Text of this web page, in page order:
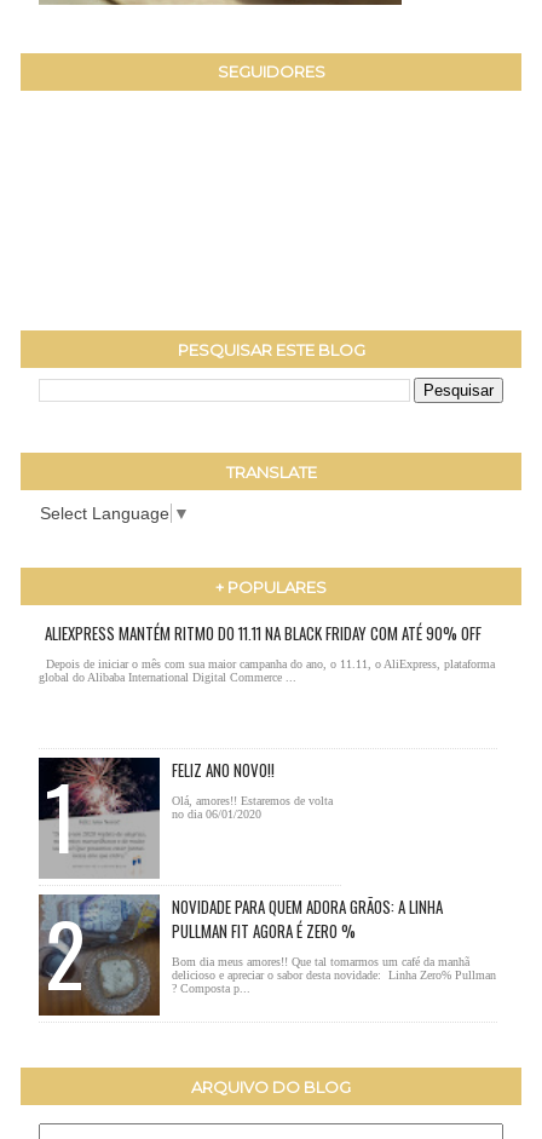
SEGUIDORES
PESQUISAR ESTE BLOG
TRANSLATE
Select Language ▼
+ POPULARES
ALIEXPRESS MANTÉM RITMO DO 11.11 NA BLACK FRIDAY COM ATÉ 90% OFF
Depois de iniciar o mês com sua maior campanha do ano, o 11.11, o AliExpress, plataforma
global do Alibaba International Digital Commerce ...
FELIZ ANO NOVO!!
Olá, amores!! Estaremos de volta
no dia 06/01/2020
NOVIDADE PARA QUEM ADORA GRÃOS: A LINHA
PULLMAN FIT AGORA É ZERO %
Bom dia meus amores!! Que tal tomarmos um café da manhã
delicioso e apreciar o sabor desta novidade: Linha Zero% Pullman
? Composta p...
ARQUIVO DO BLOG